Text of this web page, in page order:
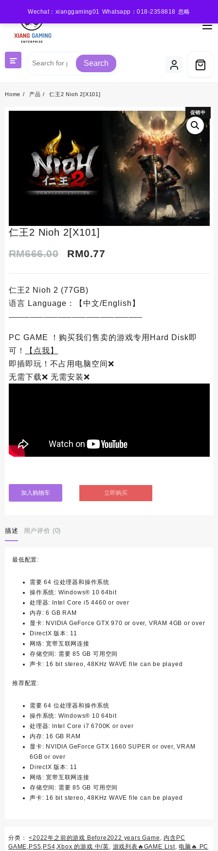
Wechat：xianggaming01 Whatsapp：018-2358818 忽略
content
Search
Home 产品 仁王2 Nioh 2[X101]
促销中
仁王2 Nioh 2[X101]
RM666.00
Original
was:
RM0.77
仁王2 Nioh 2 (77GB)
语言 Language：【中文/English】
———————————————————
PC GAME ！购买我们售卖的游戏专用Hard Disk即
可！
【点我】
即插即玩！不占用电脑空间❌
无需下载❌ 无需安装❌
加入购物车 立即购买
促销中
描述 用户评价 (0)
最低配置:
需要 64 位处理器和操作系统
操作系统: Windows® 10 64bit
处理器: Intel Core i5 4460 or over
内存: 6 GB RAM
显卡: NVIDIA GeForce GTX 970 or over, VRAM 4GB or over
DirectX 版本: 11
网络: 宽带互联网连接
存储空间: 需要 85 GB 可用空间
声卡: 16 bit stereo, 48KHz WAVE file can be played
推荐配置:
需要 64 位处理器和操作系统
操作系统: Windows® 10 64bit
处理器: Intel Core i7 6700K or over
内存: 16 GB RAM
显卡: NVIDIA GeForce GTX 1660 SUPER or over, VRAM
6GB or over
DirectX 版本: 11
网络: 宽带互联网连接
存储空间: 需要 85 GB 可用空间
声卡: 16 bit stereo, 48KHz WAVE file can be played
分类：<2022年之前的游戏 Before2022 years Game
内含PC
GAME,PS5,PS4,Xbox 的游戏 中/英
游戏列表🔥GAME List,电脑🔥 PC